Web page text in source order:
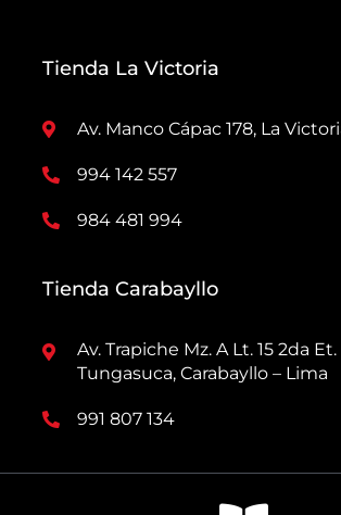
Tienda La Victoria
Av. Manco Cápac 178, La
994 142 557
984 481 994
Tienda Carabayllo
Av. Trapiche Mz. A Lt. 15 2da
Tungasuca, Carabayllo – Lima
991 807 134